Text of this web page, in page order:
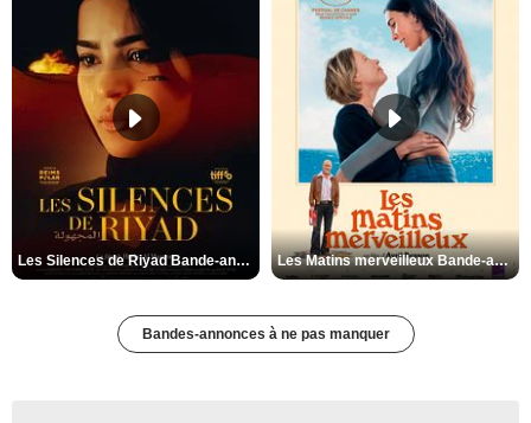
Les Silences de Riyad Bande-annonce VO STFR Les Matins merveilleux Bande-annonce VF
Bandes-annonces à ne pas manquer